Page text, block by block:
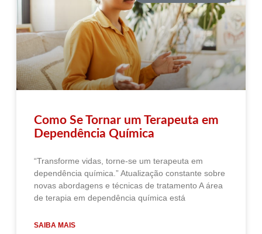
Como Se Tornar um Terapeuta em
Dependência Química
“Transforme vidas, torne-se um terapeuta em
dependência química.” Atualização constante sobre
novas abordagens e técnicas de tratamento A área
de terapia em dependência química está
SAIBA MAIS